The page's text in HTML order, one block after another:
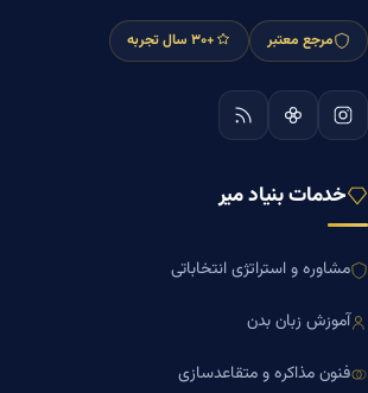
مرجع معتبر +۳۰ سال تجربه
خدمات بنیاد میر
مشاوره و استراتژی انتخاباتی
آموزش زبان بدن
فنون مذاکره و متقاعدسازی